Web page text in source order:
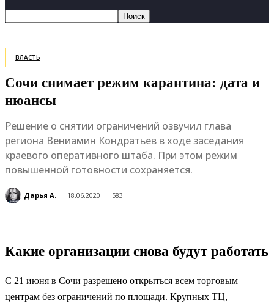
ВЛАСТЬ
Сочи снимает режим карантина: дата и
нюансы
Решение о снятии ограничений озвучил глава
региона Вениамин Кондратьев в ходе заседания
краевого оперативного штаба. При этом режим
повышенной готовности сохраняется.
Дарья А. 18.06.2020 583
Какие организации снова будут работать
С 21 июня в Сочи разрешено открыться всем торговым
центрам без ограничений по площади. Крупных ТЦ,